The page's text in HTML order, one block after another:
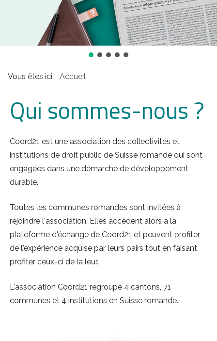
Vous êtes ici : Accueil
Qui sommes-nous ?
Coord21 est une association des collectivités et
institutions de droit public de Suisse romande qui sont
engagées dans une démarche de développement
durable.
Toutes les communes romandes sont invitées à
rejoindre l'association. Elles accèdent alors à la
plateforme d'échange de Coord21 et peuvent profiter
de l'expérience acquise par leurs pairs tout en faisant
profiter ceux-ci de la leur.
L'association Coord21 regroupe 4 cantons, 71
communes et 4 institutions en Suisse romande.